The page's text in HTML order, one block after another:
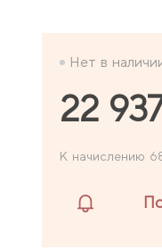
Нет в
22
К начислению